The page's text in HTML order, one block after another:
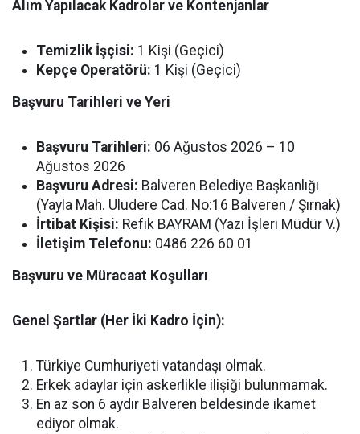
Alım Yapılacak Kadrolar ve Kontenjanlar
Temizlik İşçisi: 1 Kişi (Geçici)
Kepçe Operatörü: 1 Kişi (Geçici)
Başvuru Tarihleri ve Yeri
Başvuru Tarihleri: 06 Ağustos 2026 – 10
Ağustos 2026
Başvuru Adresi: Balveren Belediye Başkanlığı
(Yayla Mah. Uludere Cad. No:16 Balveren / Şırnak)
İrtibat Kişisi: Refik BAYRAM (Yazı İşleri Müdür V.)
İletişim Telefonu: 0486 226 60 01
Başvuru ve Müracaat Koşulları
Genel Şartlar (Her İki Kadro İçin):
Türkiye Cumhuriyeti vatandaşı olmak.
Erkek adaylar için askerlikle ilişiği bulunmamak.
En az son 6 aydır Balveren beldesinde ikamet
ediyor olmak.